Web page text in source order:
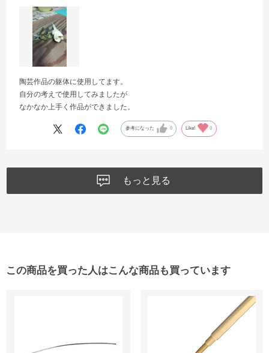
陶芸作品の躯体に使用してます。
自分の考えで使用してみましたが
なかなか上手く作品ができました。
参考になった 0 Like! 0
もっと見る
この商品を買った人はこんな商品も買っています